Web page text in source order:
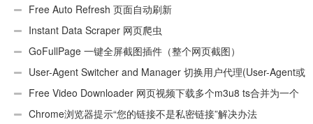
件 Free Auto Refresh 页面自动刷新
Instant Data Scraper 网页爬虫
GoFullPage 一键全屏截图插件（整个网页截图）
User-Agent Switcher and Manager 切换用户代理(User-Agent或
UA)Free Video Downloader 网页视频下载多个m3u8 ts合并为一个
ts文件Chrome浏览器提示“您的链接不是私密链接”解决办法